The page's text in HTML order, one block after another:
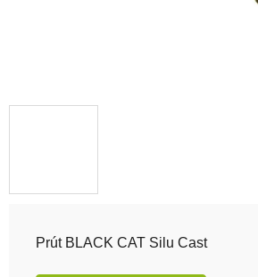
Prút BLACK CAT Silu Cast